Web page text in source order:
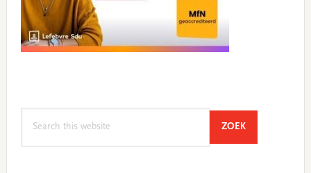
ZOEKSEARCH